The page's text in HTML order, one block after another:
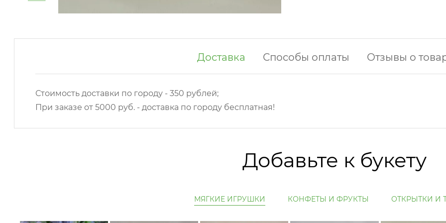
Доставка Способы оплаты Отзывы о
Стоимость доставки по городу - 350 рублей;
При заказе от 5000 руб. - доставка по городу бесплатная!
Добавьте к букету
МЯГКИЕ ИГРУШКИ КОНФЕТЫ И ФРУКТЫ ОТКРЫТКИ И